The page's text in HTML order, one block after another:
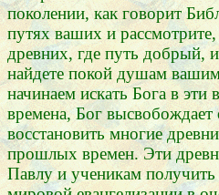
поколении, как говорит
путях ваших и
древних, где путь добрый,
найдете покой душам
начинаем искать Бога в
времена, Бог
восстановить многие
прошлых времен. Эти
Павлу и ученикам